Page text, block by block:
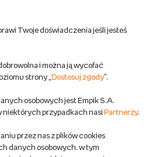
Twoje doświadczenia jeśli jesteś
i można ją wycofać
strony „ Dostosuj zgody”.
osobowych jest Empik S.A.
niektórych przypadkach nasi Partnerzy.
przez nas z plików cookies
danych osobowych, w tym